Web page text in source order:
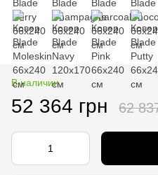
В наличии
52 364 грн 62